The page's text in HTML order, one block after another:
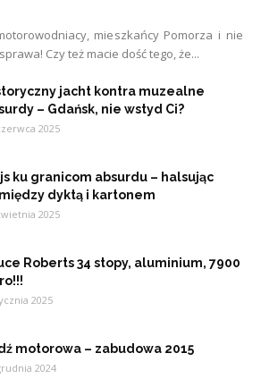
mieszkańcy Pomorza i nie
Czy też macie dość tego, że...
jacht kontra muzealne
– Gdańsk, nie wstyd Ci?
2025
ku granicom absurdu – halsując
dyktą i kartonem
2025
Roberts 34 stopy, aluminium, 7900
2025
motorowa – zabudowa 2015
2024